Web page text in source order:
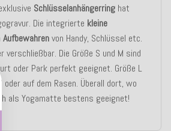
Schlüsselanhängerring hat
Die integrierte kleine
Aufbewahrenvon Handy, Schlüssel etc.
Die Größe S und M sind
oder Park perfekt geeignet. Größe L
oder auf dem Rasen. Überall dort, wo
als Yogamatte bestens geeignet!